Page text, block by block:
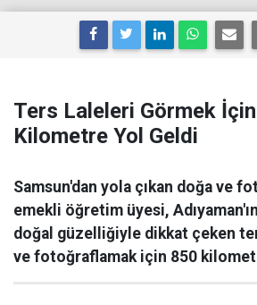
Ters Laleleri Görmek
Kilometre Yol Geldi
Samsun'dan yola çıkan doğa ve
emekli öğretim üyesi,
doğal güzelliğiyle dikkat çeken
ve fotoğraflamak için 850